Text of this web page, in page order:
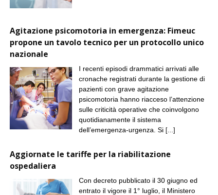
Agitazione psicomotoria in emergenza: Fimeuc
propone un tavolo tecnico per un protocollo unico
nazionale
I recenti episodi drammatici arrivati alle
cronache registrati durante la gestione di
pazienti con grave agitazione
psicomotoria hanno riacceso l’attenzione
sulle criticità operative che coinvolgono
quotidianamente il sistema
dell’emergenza-urgenza. Si [...]
Aggiornate le tariffe per la riabilitazione
ospedaliera
Con decreto pubblicato il 30 giugno ed
entrato il vigore il 1° luglio, il Ministero